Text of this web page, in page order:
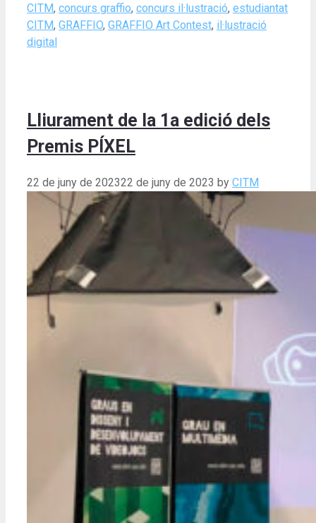
CITM, concurs graffio, concurs il·lustració, estudiantat
CITM, GRAFFIO, GRAFFIO Art Contest, il·lustració
digital
Lliurament de la 1a edició dels
Premis PÍXEL
22 de juny de 202322 de juny de 2023 by CITM